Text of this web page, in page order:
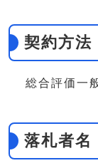
契約方法
総合評価一
落札者名